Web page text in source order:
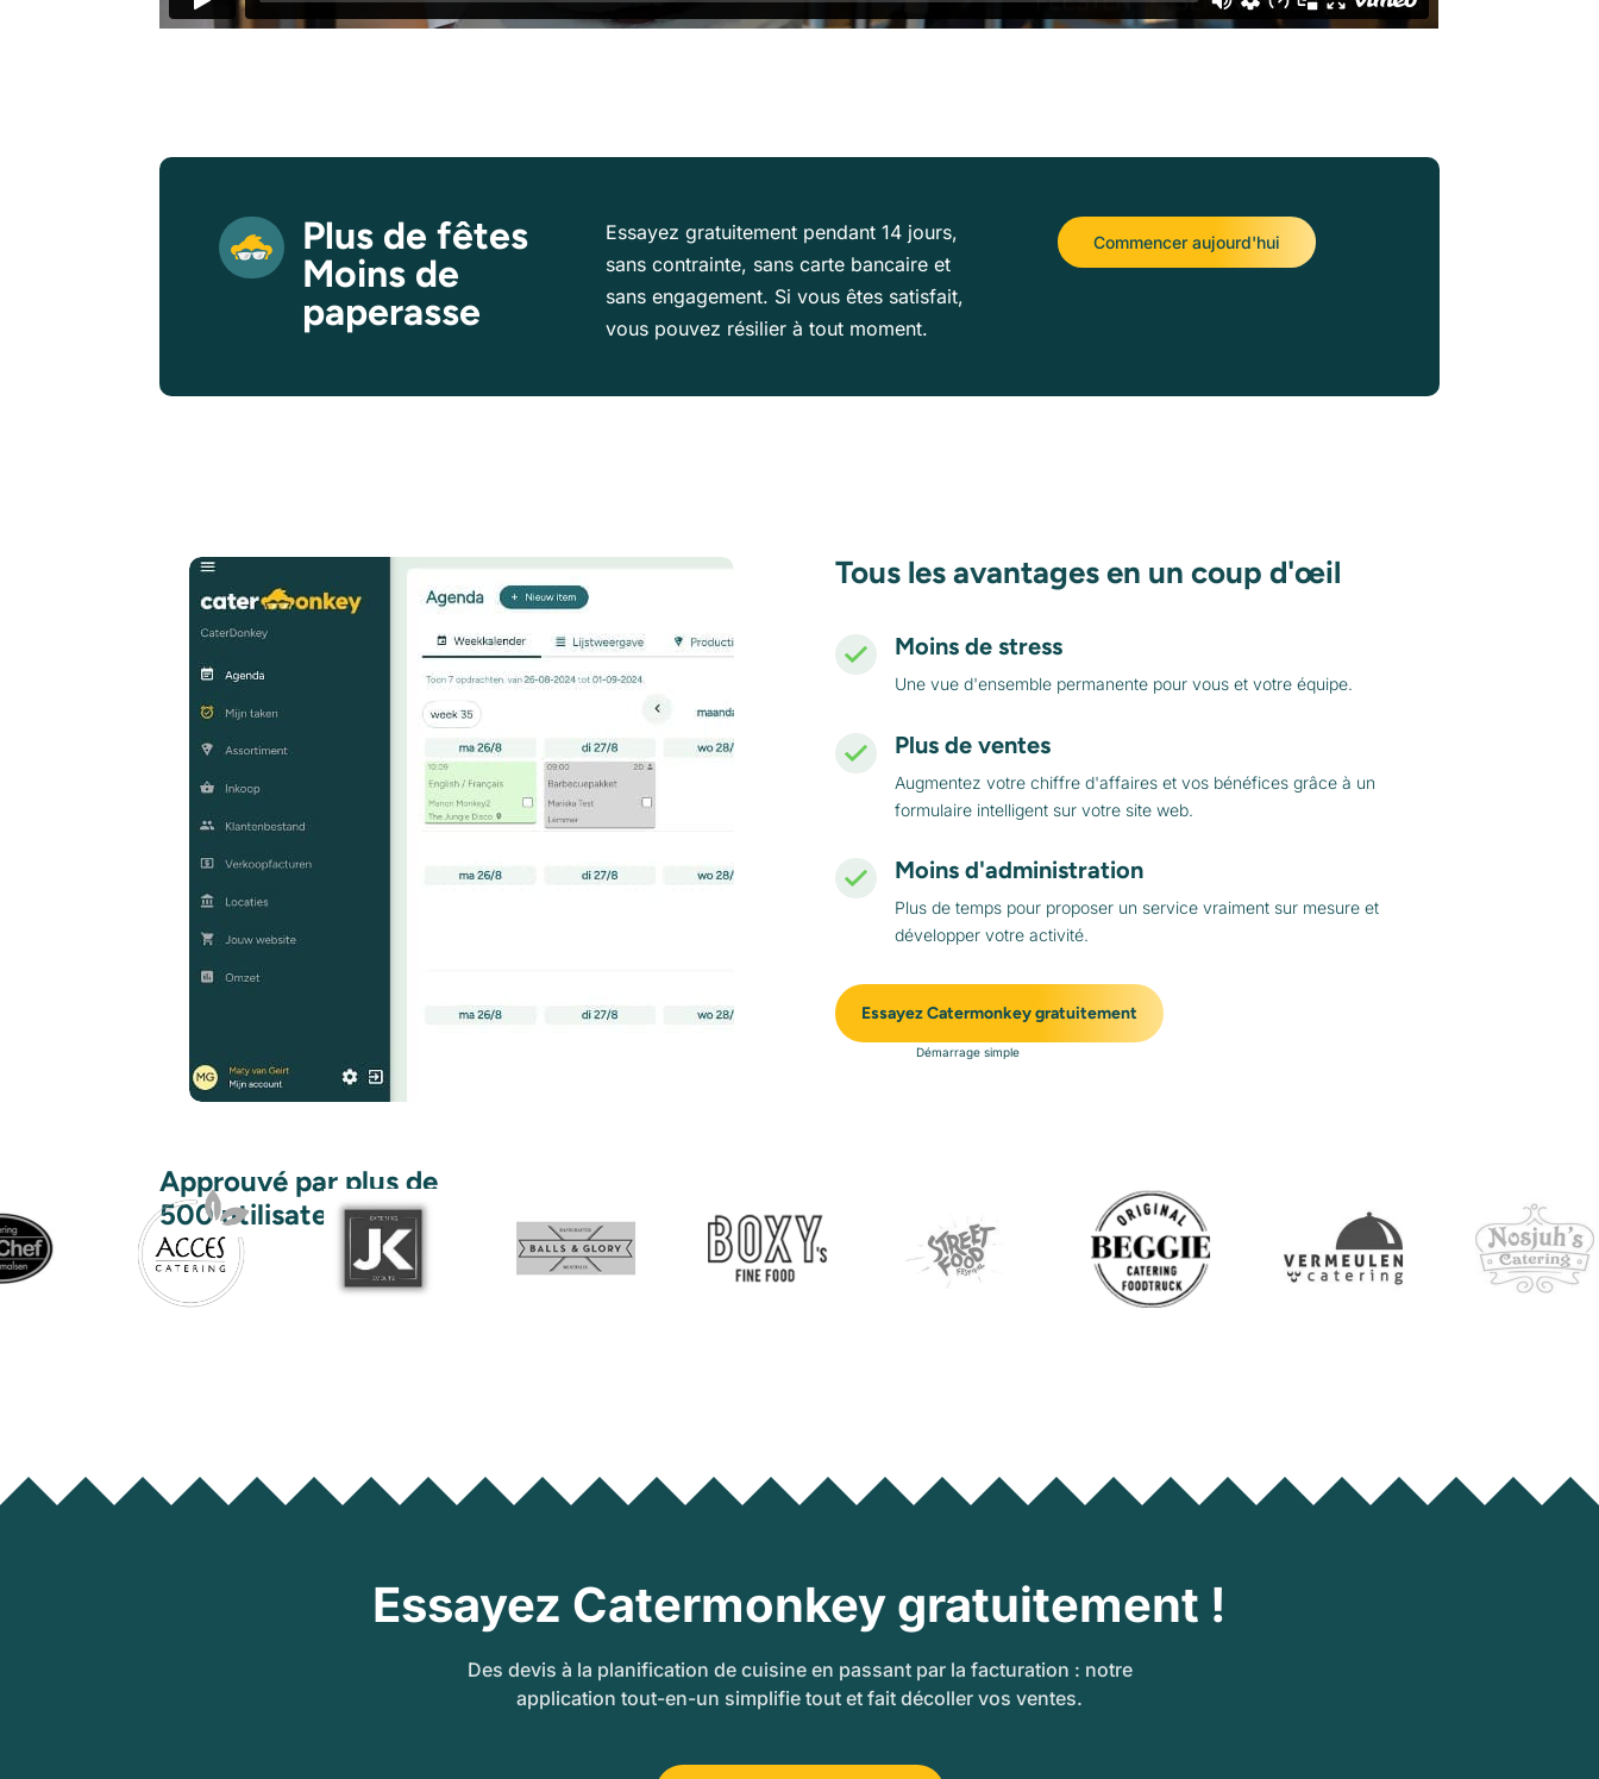
Plus de fêtes
Moins de
paperasse
Essayez gratuitement pendant 14 jours,
sans contrainte, sans carte bancaire et
sans engagement. Si vous êtes satisfait,
vous pouvez résilier à tout moment.
Commencer aujourd'hui
Tous les avantages en un coup d'œil
Moins de stress
Une vue d'ensemble permanente pour vous et votre équipe.
Plus de ventes
Augmentez votre chiffre d'affaires et vos bénéfices grâce à un
formulaire intelligent sur votre site web.
Moins d'administration
Plus de temps pour proposer un service vraiment sur mesure et
développer votre activité.
Essayez Catermonkey gratuitement
Démarrage simple
Approuvé par plus de
500 utilisateurs
Essayez Catermonkey gratuitement !
Des devis à la planification de cuisine en passant par la facturation : notre
application tout-en-un simplifie tout et fait décoller vos ventes.